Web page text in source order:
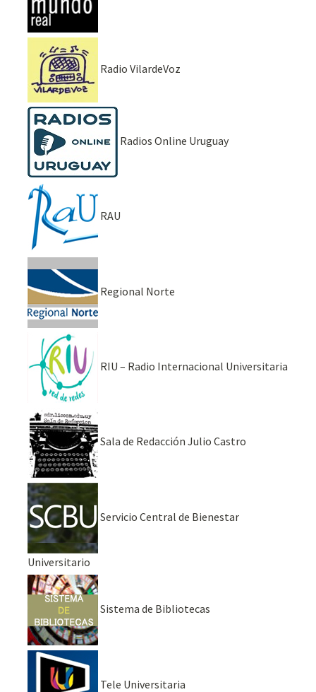
Radio VilardeVoz
Radios Online Uruguay
RAU
Regional Norte
RIU – Radio Internacional Universitaria
Sala de Redacción Julio Castro
Servicio Central de Bienestar
Universitario
Sistema de Bibliotecas
Tele Universitaria